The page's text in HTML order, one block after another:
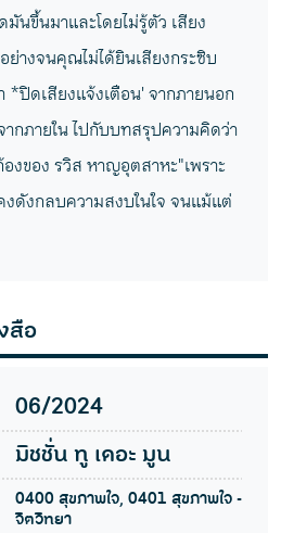
นขึ้นมาและโดยไม่รู้ตัว เสียง
างจนคุณไม่ได้ยินเสียงกระซิบ
*ปิดเสียงแจ้งเตือน' จากภายนอก
ากภายใน ไปกับบทสรุปความคิดว่า
งของ รวิส หาญอุตสาหะ"เพราะ
งดังกลบความสงบในใจ จนแม้แต่
สือ
06/2024
มิชชั่น ทู เดอะ มูน
0400 สุขภาพใจ, 0401 สุขภาพใจ -
จิตวิทยา